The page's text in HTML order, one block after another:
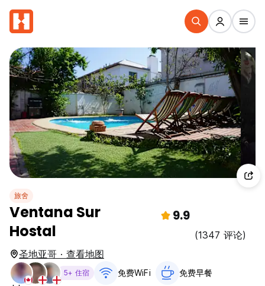
旅舍
Ventana Sur
Hostal
9.9
(1347 评论)
圣地亚哥 · 查看地图
5+ 住宿 免费WiFi 免费早餐‎